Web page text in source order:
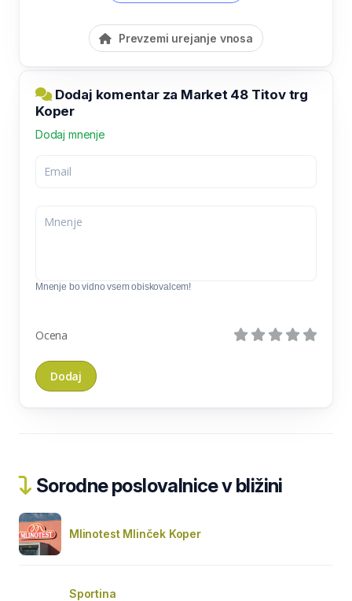
Prevzemi urejanje vnosa
Dodaj komentar za Market 48 Titov trg
Koper
Dodaj mnenje
Mnenje bo vidno vsem obiskovalcem!
Ocena
Sorodne poslovalnice v bližini
Mlinotest Mlinček Koper
Sportina